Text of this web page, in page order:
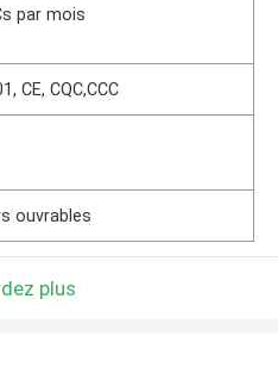
par mois
CE, CQC,CCC
ouvrables
plus